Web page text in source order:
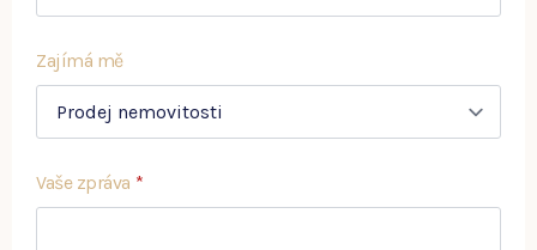
Zajímá mě
Vaše zpráva *